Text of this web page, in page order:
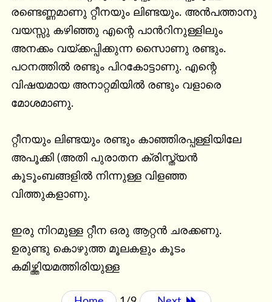
രണ്ടെണ്ണമാണു റ്റീനയും ലിണ്ടയും. അൻപത്താനു
വയസ്സു കഴിഞ്ഞു എന്റെ പാൻറിനുള്ളിലും
അനക്കം വയ്ക്കപ്പിക്കുന്ന സൈാണു രണ്ടും.
പഠനത്തിൽ രണ്ടും പിറകോട്ടാണു. എന്റെ
വിഷയമായ അനാറ്റമിയിൽ രണ്ടും വളാരെ
മോശമാണു.
റ്റീനയും ലിണ്ടയും രണ്ടും കാഞ്ഞിരപ്പള്ളിയിലേ
അപൂക്കി (അതി പുരാതന ക്രിസ്ത്യൻ
കൂടൂംബങ്ങളിൽ നിന്നുള്ള വിളഞ്ഞ
വിത്തുകളാണു.
ഇരു നിറമുള്ള റ്റീന ഒരു ആറ്റൻ ചരക്കണു.
ഉരുണ്ടു കൊഴുത്ത മൂലകളും കൂടം
കമിഴ്ത്തിയമത്തിരിയുള്ള